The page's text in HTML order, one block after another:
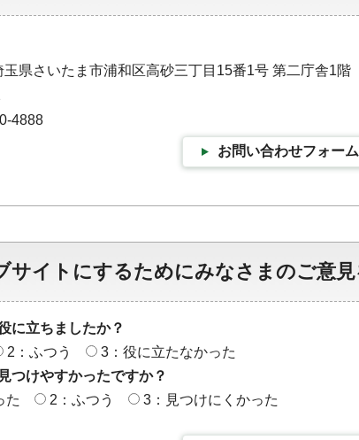
県さいたま市浦和区高砂三丁目15番1号 第二庁舎1階
4888
お問い合わせフォーム
サイトにするためにみなさまのご意
に立ちましたか？
2：ふつう
3：役に立たなかった
つけやすかったですか？
た
2：ふつう 3：見つけにくかった